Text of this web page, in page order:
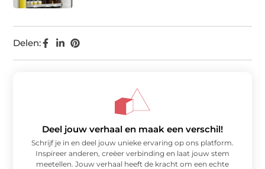
Delen:
Deel jouw verhaal en maak een verschil!
Schrijf je in en deel jouw unieke ervaring op ons platform.
Inspireer anderen, creëer verbinding en laat jouw stem
meetellen. Jouw verhaal heeft de kracht om een echte